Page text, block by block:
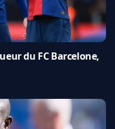
du FC Barcelone,